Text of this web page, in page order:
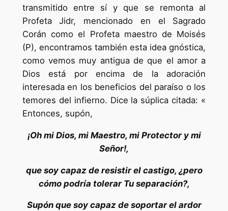
transmitido entre sí y que se remonta al
Profeta Jidr, mencionado en el Sagrado
Corán como el Profeta maestro de Moisés
(P), encontramos también esta idea gnóstica,
como vemos muy antigua de que el amor a
Dios está por encima de la adoración
interesada en los beneficios del paraíso o los
temores del infierno. Dice la súplica citada: «
Entonces, supón,
¡Oh mi Dios, mi Maestro, mi Protector y mi
Señor!,
que soy capaz de resistir el castigo, ¿pero
cómo podría tolerar Tu separación?,
Supón que soy capaz de soportar el ardor